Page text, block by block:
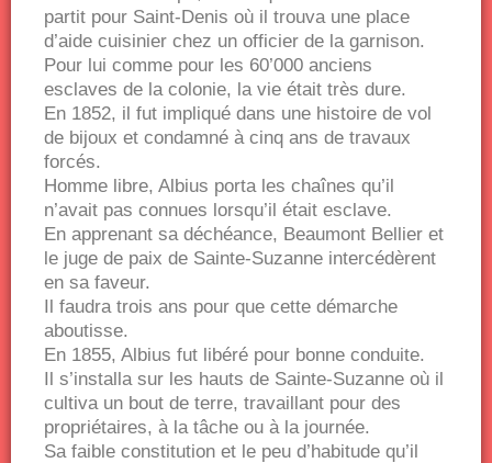
partit pour Saint-Denis où il trouva une place
d’aide cuisinier chez un officier de la garnison.
Pour lui comme pour les 60’000 anciens
esclaves de la colonie, la vie était très dure.
En 1852, il fut impliqué dans une histoire de vol
de bijoux et condamné à cinq ans de travaux
forcés.
Homme libre, Albius porta les chaînes qu’il
n’avait pas connues lorsqu’il était esclave.
En apprenant sa déchéance, Beaumont Bellier et
le juge de paix de Sainte-Suzanne intercédèrent
en sa faveur.
Il faudra trois ans pour que cette démarche
aboutisse.
En 1855, Albius fut libéré pour bonne conduite.
Il s’installa sur les hauts de Sainte-Suzanne où il
cultiva un bout de terre, travaillant pour des
propriétaires, à la tâche ou à la journée.
Sa faible constitution et le peu d’habitude qu’il